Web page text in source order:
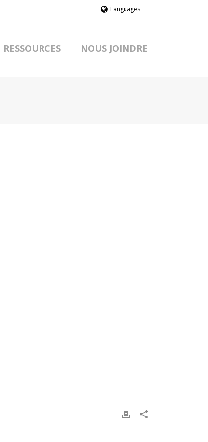
Languages
RESSOURCES NOUS JOINDRE